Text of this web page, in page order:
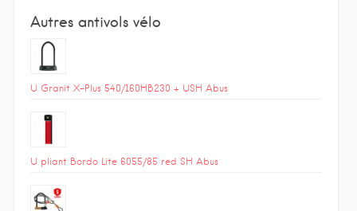
Autres antivols vélo
U Granit X-Plus 540/160HB230 + USH Abus
U pliant Bordo Lite 6055/85 red SH Abus